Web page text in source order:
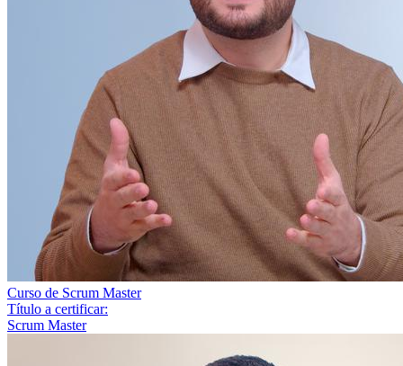
Curso de Scrum Master
Título a certificar:
Scrum Master